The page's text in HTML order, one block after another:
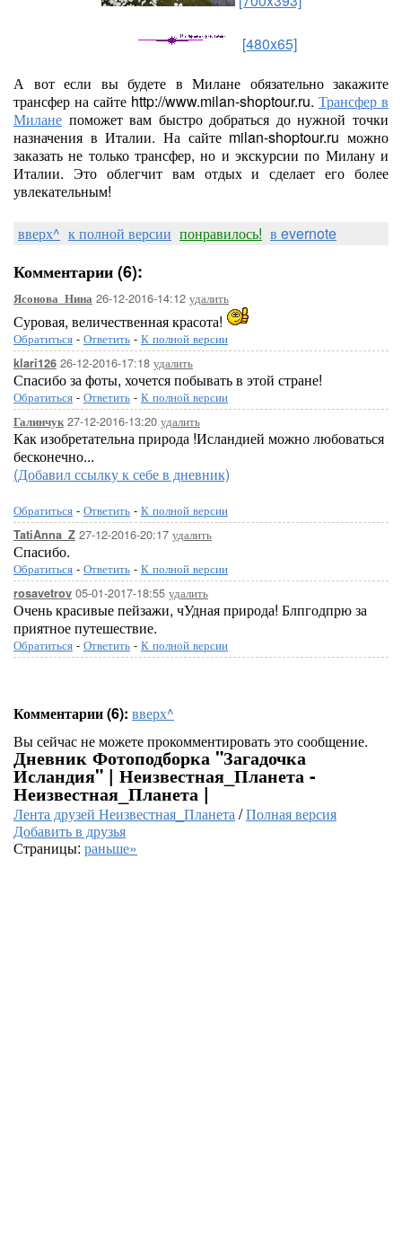
[480x65]
А вот если вы будете в Милане обязательно закажите
трансфер на сайте http://www.milan-shoptour.ru. Трансфер в
Милане поможет вам быстро добраться до нужной точки
назначения в Италии. На сайте milan-shoptour.ru можно
заказать не только трансфер, но и экскурсии по Милану и
Италии. Это облегчит вам отдых и сделает его более
увлекательным!
вверх^ к полной версии понравилось! в evernote
Комментарии (6):
Ясонова_Нина 26-12-2016-14:12 удалить
Суровая, величественная красота!
Обратиться - Ответить - К полной версии
klari126 26-12-2016-17:18 удалить
Спасибо за фоты, хочется побывать в этой стране!
Обратиться - Ответить - К полной версии
Галинчук27-12-2016-13:20 удалить
Как изобретательна природа !Исландией можно любоваться
бесконечно...
(Добавил ссылку к себе в дневник)
Обратиться - Ответить - К полной версии
TatiAnna_Z 27-12-2016-20:17 удалить
Спасибо.
Обратиться - Ответить - К полной версии
rosavetrov 05-01-2017-18:55 удалить
Очень красивые пейзажи, чУдная природа! Блпгодпрю за
приятное путешествие.
Обратиться - Ответить - К полной версии
Комментарии (6): вверх^
Вы сейчас не можете прокомментировать это сообщение.
Дневник Фотоподборка "Загадочка
Исландия" | Неизвестная_Планета -
Неизвестная_Планета |
Лента друзей Неизвестная_Планета/Полная версия
Добавить в друзья
Страницы: раньше»